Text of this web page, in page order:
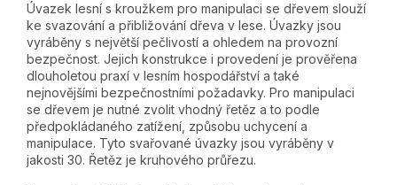
Úvazek lesní s kroužkem pro manipulaci se dřevem slouží
ke svazování a přibližování dřeva v lese. Úvazky jsou
vyráběny s největší pečlivostí a ohledem na provozní
bezpečnost. Jejich konstrukce i provedení je prověřena
dlouholetou praxí v lesním hospodářství a také
nejnovějšími bezpečnostními požadavky. Pro manipulaci
se dřevem je nutné zvolit vhodný řetěz a to podle
předpokládaného zatížení, způsobu uchycení a
manipulace. Tyto svařované úvazky jsou vyráběny v
jakosti 30. Řetěz je kruhového průřezu.